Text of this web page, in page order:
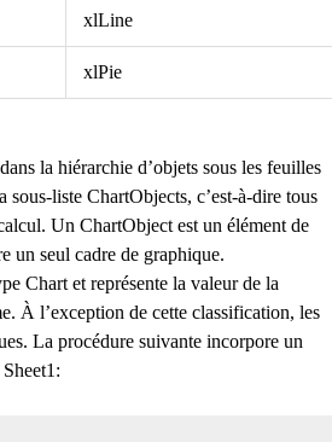
xlLine
xlPie
la hiérarchie d’objets sous les feuilles
liste ChartObjects, c’est-à-dire tous
Un ChartObject est un élément de
un seul cadre de graphique.
Chart et représente la valeur de la
À l’exception de cette classification, les
La procédure suivante incorpore un